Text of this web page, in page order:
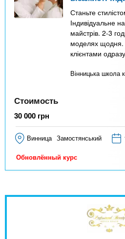
Станьте
Індивідуальне
майстрів. 2-3
моделях щодня.
клієнтами
Вінницька школа
Стоимость
30 000 грн
Винница Замостянський
Обновлённый курс